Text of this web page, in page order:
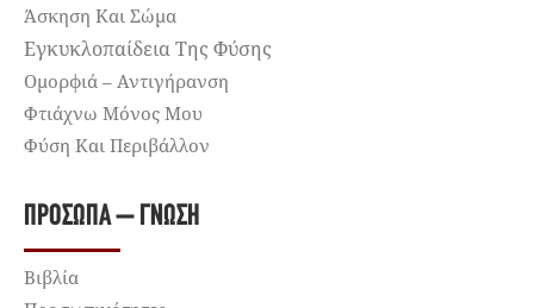
Άσκηση Και Σώμα
Εγκυκλοπαίδεια Της Φύσης
Ομορφιά – Αντιγήρανση
Φτιάχνω Μόνος Μου
Φύση Και Περιβάλλον
ΠΡΌΣΩΠΑ – ΓΝΏΣΗ
Βιβλία